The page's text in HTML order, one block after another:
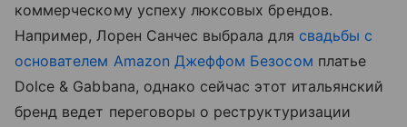
коммерческому успеху люксовых брендов.
Например, Лорен Санчес выбрала для свадьбы с
основателем Amazon Джеффом Безосом платье
Dolce & Gabbana, однако сейчас этот итальянский
бренд ведет переговоры о реструктуризации